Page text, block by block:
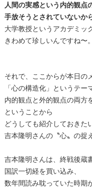
人間の実感という内的観点
手放そうとされていないか
大学教授というアカデミッ
きわめて珍しいんですね〜。
それで、ここからが本日の
「心の構造化」というテー
内的観点と外的観点の両方
ということから
どうしても紹介しておきた
吉本隆明さんの〝心〟の捉
吉本隆明さんは、終戦後蔵
国訳一切経を買い込み、
数年間読み耽っていた時期